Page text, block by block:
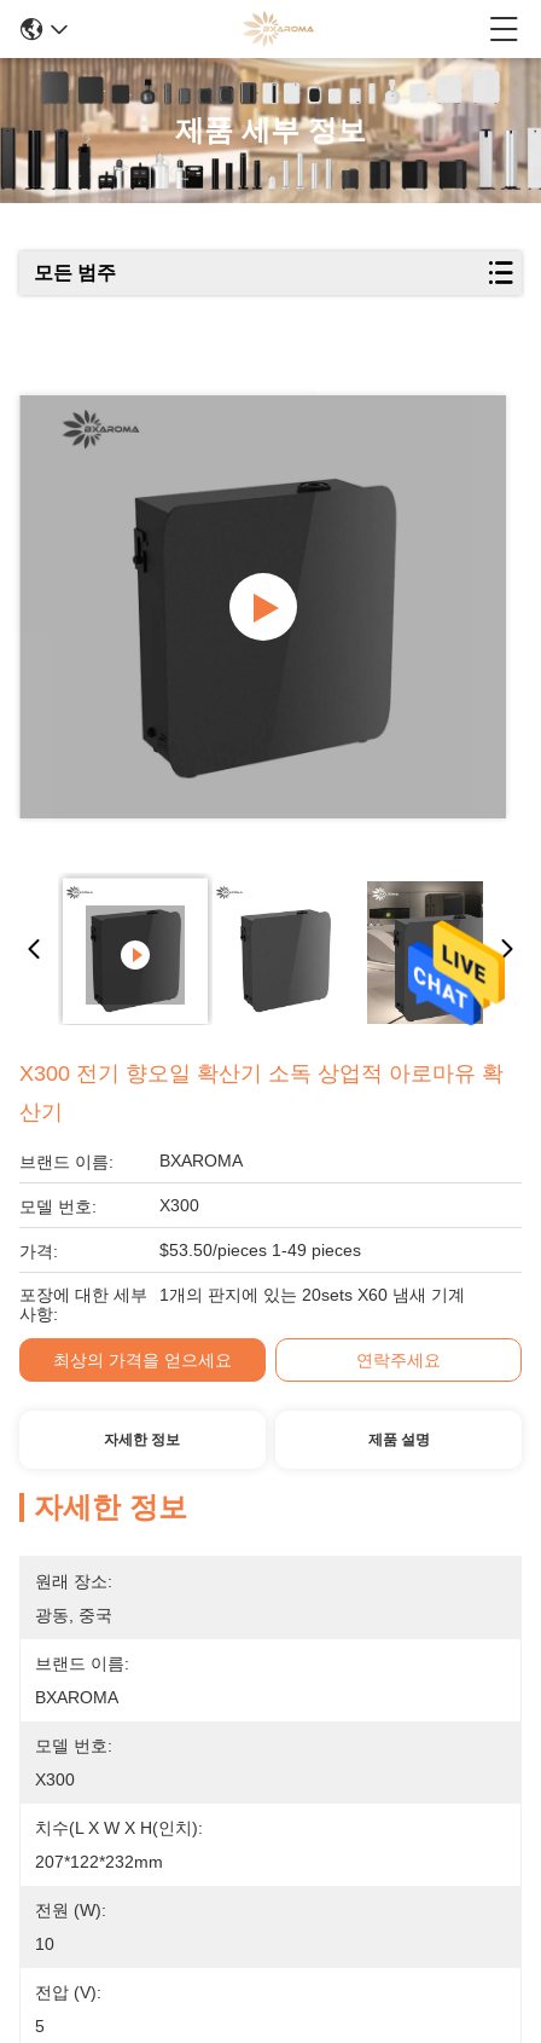
제품 세부 정보
모든 범주
X300 전기 향오일 확산기 소독 상업적 아로마유 확
산기
브랜드 이름: BXAROMA
모델 번호: X300
가격: $53.50/pieces 1-49 pieces
포장에 대한 세부
사항:
1개의 판지에 있는 20sets X60 냄새 기계
최상의 가격을 얻으세요 연락주세요
자세한 정보 제품 설명
자세한 정보
원래 장소:
광동, 중국
브랜드 이름:
BXAROMA
모델 번호:
X300
치수(L X W X H(인치):
207*122*232mm
전원 (W):
10
전압 (V):
5